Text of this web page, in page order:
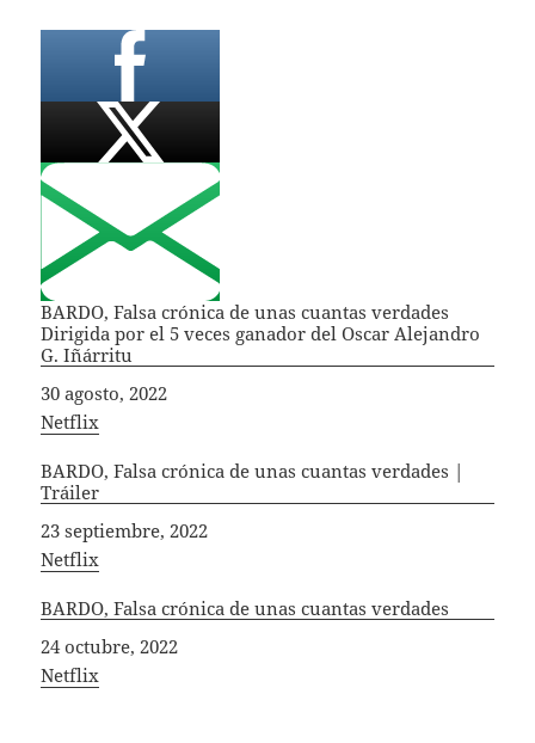
BARDO, Falsa crónica de unas cuantas verdades
Dirigida por el 5 veces ganador del Oscar Alejandro
G. Iñárritu
Fecha
30 agosto, 2022
In relation to
Netflix
BARDO, Falsa crónica de unas cuantas verdades |
Tráiler
Fecha
23 septiembre, 2022
In relation to
Netflix
BARDO, Falsa crónica de unas cuantas verdades
Fecha
24 octubre, 2022
In relation to
Netflix